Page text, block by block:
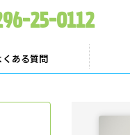
25-0112
くある質問